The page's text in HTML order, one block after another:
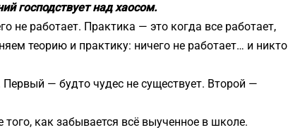
господствует над хаосом.
не работает. Практика — это когда все работает,
теорию и практику: ничего не работает… и никто
— будто чудес не существует. Второй —
того, как забывается всё выученное в школе.